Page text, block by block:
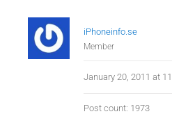
iPhoneinfo.se
Member
January 20, 2011 at
Post count: 1973